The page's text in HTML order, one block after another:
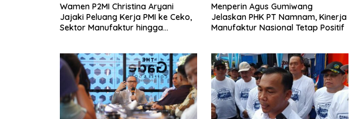
Wamen P2MI Christina Aryani
Jajaki Peluang Kerja PMI ke Ceko,
Sektor Manufaktur hingga
Menperin Agus Gumiwang
Jelaskan PHK PT Namnam, Kinerja
Manufaktur Nasional Tetap Positif